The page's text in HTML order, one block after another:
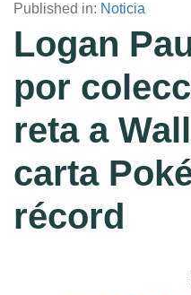
Published in: Noticia
Logan
por
reta a
carta
récord